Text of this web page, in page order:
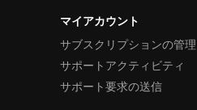
マイアカウント
サブスクリプションの管理
サポートアクティビティ
サポート要求の送信